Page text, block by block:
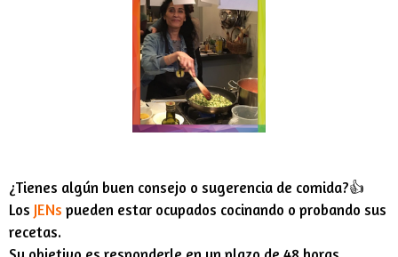
¿Tienes algún buen consejo o sugerencia de comida?👍
Los JENs pueden estar ocupados cocinando o probando sus
recetas.